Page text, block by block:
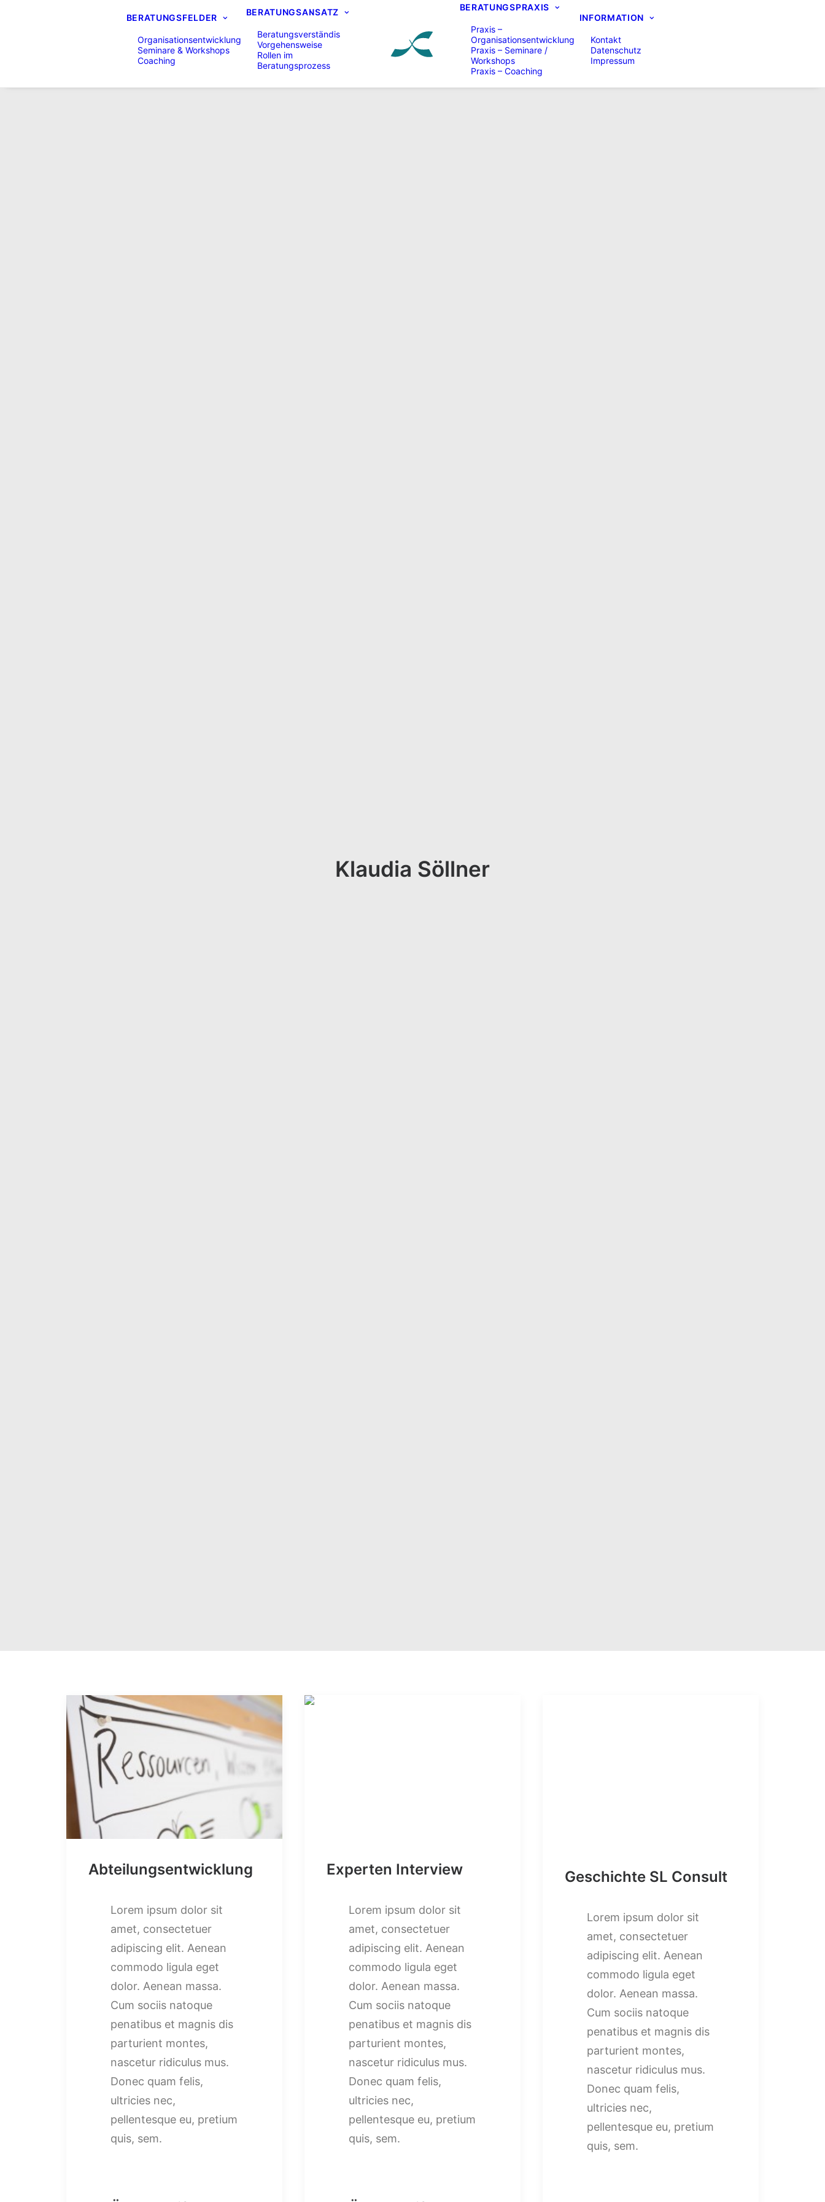
BERATUNGSFELDER
Organisationsentwicklung
Seminare & Workshops
Coaching
BERATUNGSANSATZ
Beratungsverständis
Vorgehensweise
Rollen im
Beratungsprozess
BERATUNGSPRAXIS
Praxis –
Organisationsentwicklung
Praxis – Seminare /
Workshops
Praxis – Coaching
INFORMATION
Kontakt
Datenschutz
Impressum
Klaudia Söllner
Abteilungsentwicklung
Lorem ipsum dolor sit
amet, consectetuer
adipiscing elit. Aenean
commodo ligula eget
dolor. Aenean massa.
Cum sociis natoque
penatibus et magnis dis
parturient montes,
nascetur ridiculus mus.
Donec quam felis,
ultricies nec,
pellentesque eu, pretium
quis, sem.
Experten Interview
Lorem ipsum dolor sit
amet, consectetuer
adipiscing elit. Aenean
commodo ligula eget
dolor. Aenean massa.
Cum sociis natoque
penatibus et magnis dis
parturient montes,
nascetur ridiculus mus.
Donec quam felis,
ultricies nec,
pellentesque eu, pretium
quis, sem.
Geschichte SL Consult
Lorem ipsum dolor sit
amet, consectetuer
adipiscing elit. Aenean
commodo ligula eget
dolor. Aenean massa.
Cum sociis natoque
penatibus et magnis dis
parturient montes,
nascetur ridiculus mus.
Donec quam felis,
ultricies nec,
pellentesque eu, pretium
quis, sem.